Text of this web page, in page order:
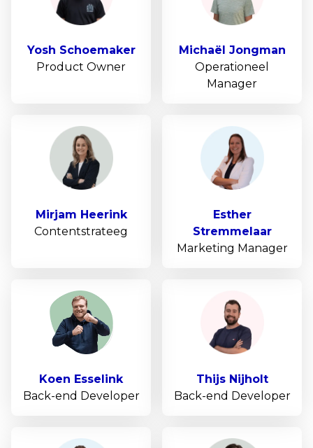
Yosh Schoemaker
Product Owner
Michaël Jongman
Operationeel
Manager
Mirjam Heerink
Contentstrateeg
Esther
Stremmelaar
Marketing Manager
Koen Esselink
Back-end Developer
Thijs Nijholt
Back-end Developer